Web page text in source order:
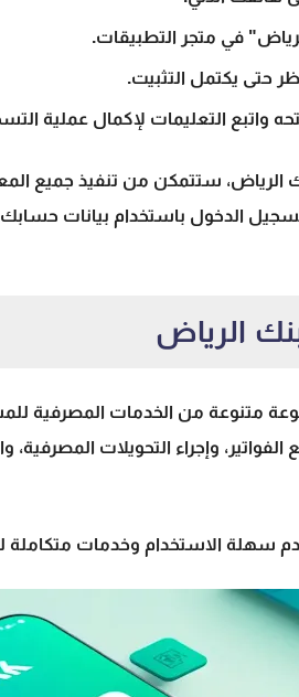
في متجر التطبيقات.
حتى يكتمل التثبيت.
واتبع التعليمات لإكمال عملية
الرياض، ستتمكن من تنفيذ جميع
الدخول باستخدام بيانات حسابك
الرياض
متنوعة من الخدمات المصرفية
الفواتير، وإجراء التحويلات المصرفية،
سهلة الاستخدام وخدمات متكاملة